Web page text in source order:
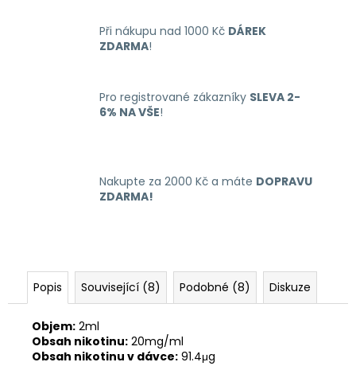
Při nákupu nad 1000 Kč DÁREK
ZDARMA!
Pro registrované zákazníky SLEVA 2-
6% NA VŠE!
Nakupte za 2000 Kč a máte DOPRAVU
ZDARMA!
Popis Související (8) Podobné (8) Diskuze
Objem: 2ml
Obsah nikotinu: 20mg/ml
Obsah nikotinu v dávce: 91.4μg